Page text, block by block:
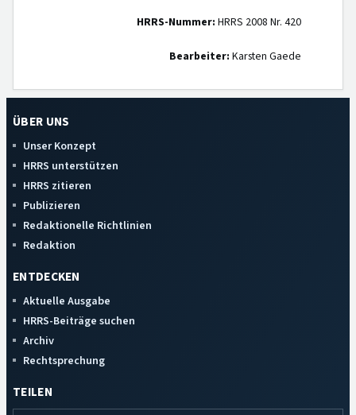
HRRS-Nummer: HRRS 2008 Nr. 420
Bearbeiter: Karsten Gaede
ÜBER UNS
Unser Konzept
HRRS unterstützen
HRRS zitieren
Publizieren
Redaktionelle Richtlinien
Redaktion
ENTDECKEN
Aktuelle Ausgabe
HRRS-Beiträge suchen
Archiv
Rechtsprechung
TEILEN